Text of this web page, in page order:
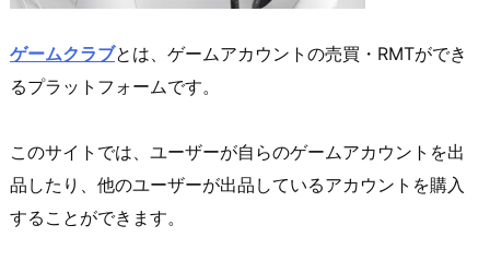
ゲームクラブとは、ゲームアカウントの売買・RMTができ
るプラットフォームです。
このサイトでは、ユーザーが自らのゲームアカウントを出
品したり、他のユーザーが出品しているアカウントを購入
することができます。